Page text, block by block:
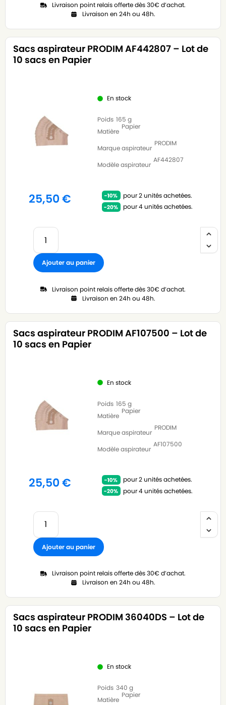
Livraison point relais offerte dès 30€ d’achat.
Livraison en 24h ou 48h.
Sacs aspirateur PRODIM AF442807 – Lot de
10 sacs en Papier
En stock
Poids 165 g
Matière
Papier
Marque aspirateur
PRODIM
Modèle aspirateur
AF442807
25,50€
pour 2 unités achetées.
pour 4 unités achetées.
Ajouter au panier
Livraison point relais offerte dès 30€ d’achat.
Livraison en 24h ou 48h.
Sacs aspirateur PRODIM AF107500 – Lot de
10 sacs en Papier
En stock
Poids 165 g
Matière
Papier
Marque aspirateur
PRODIM
Modèle aspirateur
AF107500
25,50€
pour 2 unités achetées.
pour 4 unités achetées.
Ajouter au panier
Livraison point relais offerte dès 30€ d’achat.
Livraison en 24h ou 48h.
Sacs aspirateur PRODIM 36040DS – Lot de
10 sacs en Papier
En stock
Poids 340 g
Matière
Papier